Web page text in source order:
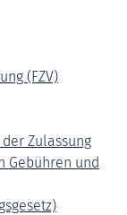
(FZV)
Zulassung
Gebühren und